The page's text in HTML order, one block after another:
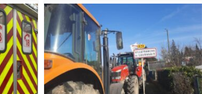
Top 14: comment Perpignan a une
nouvelle fois fait tomber Toulouse? –
RMC Sport